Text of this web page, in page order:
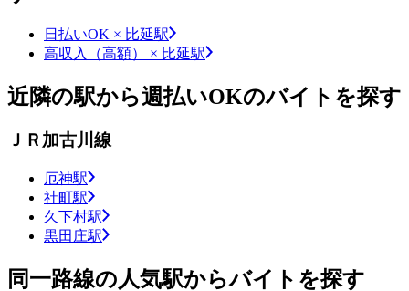
日払いOK × 比延駅
高収入（高額） × 比延駅
近隣の駅から週払いOKのバイトを探す
ＪＲ加古川線
厄神駅
社町駅
久下村駅
黒田庄駅
同一路線の人気駅からバイトを探す